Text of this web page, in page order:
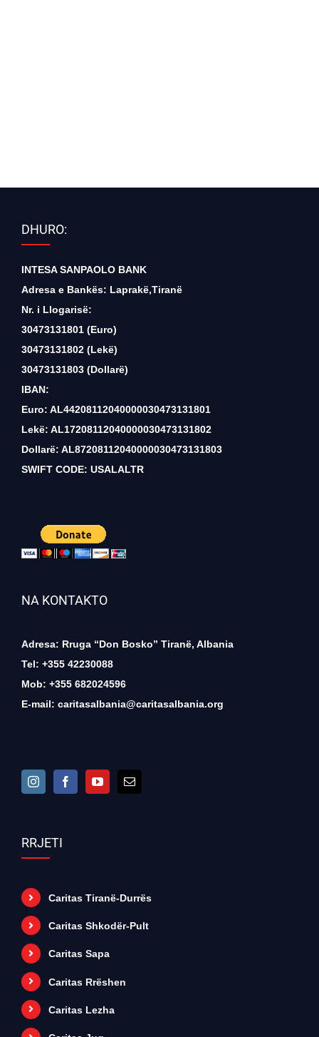
DHURO:
INTESA SANPAOLO BANK
Adresa e Bankës: Laprakë,Tiranë
Nr. i Llogarisë:
30473131801 (Euro)
30473131802 (Lekë)
30473131803 (Dollarë)
IBAN:
Euro: AL44208112040000030473131801
Lekë: AL17208112040000030473131802
Dollarë: AL87208112040000030473131803
SWIFT CODE: USALALTR
NA KONTAKTO
Adresa: Rruga “Don Bosko” Tiranë, Albania
Tel: +355 42230088
Mob: +355 682024596
E-mail: caritasalbania@caritasalbania.org
RRJETI
Caritas Tiranë-Durrës
Caritas Shkodër-Pult
Caritas Sapa
Caritas Rrëshen
Caritas Lezha